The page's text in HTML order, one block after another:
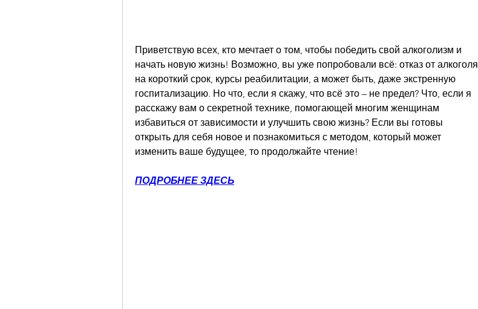
Приветствую всех, кто мечтает о том, чтобы победить свой алкоголизм и
начать новую жизнь! Возможно, вы уже попробовали всё: отказ от алкоголя
на короткий срок, курсы реабилитации, а может быть, даже экстренную
госпитализацию. Но что, если я скажу, что всё это – не предел? Что, если я
расскажу вам о секретной технике, помогающей многим женщинам
избавиться от зависимости и улучшить свою жизнь? Если вы готовы
открыть для себя новое и познакомиться с методом, который может
изменить ваше будущее, то продолжайте чтение!
ПОДРОБНЕЕ ЗДЕСЬ